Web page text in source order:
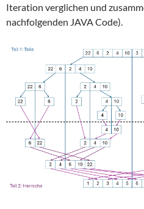
Iteration verglichen und
nachfolgenden JAVA Code).